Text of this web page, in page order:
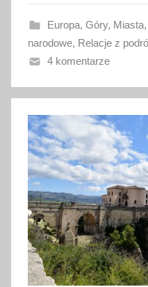
n
o
2
k
w
i
e
t
n
i
a
2
0
1
Europa, Góry, Miasta,
narodowe, Relacje z
4 komentarze